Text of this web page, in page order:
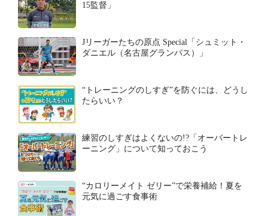
15監督」
Jリーガーたちの原点 Special「シュミット・
ダニエル（名古屋グランパス）」
“トレーニングのしすぎ”を防ぐには、どうし
たらいい？
練習のしすぎはよくないの!?「オーバートレ
ーニング」について知っておこう
“カロリーメイト ゼリー”で栄養補給！夏を
元気に過ごす食事術